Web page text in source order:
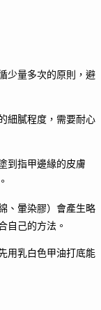
少量多次的原則，避
細膩程度，需要耐心
到指甲邊緣的皮膚
、暈染膠）會產生略
自己的方法。
用乳白色甲油打底能